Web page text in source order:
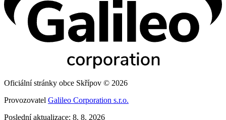
Oficiální stránky obce Skřípov © 2026
Provozovatel Galileo Corporation s.r.o.
Poslední aktualizace: 8. 8. 2026